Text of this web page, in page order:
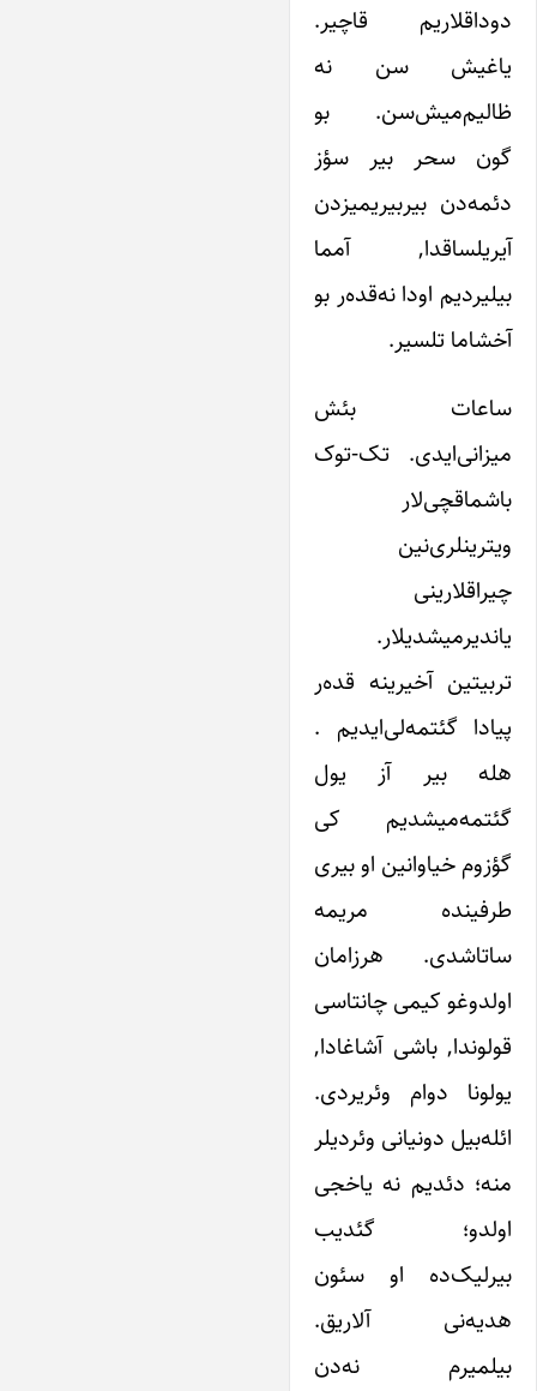
دوداقلاریم قاچیر.
یاغیش سن نه
ظالیم‌میش‌سن. بو
گون سحر بیر سؤز
دئمه‌دن بیربیریمیزدن
آیریلساقدا, آمما
بیلیردیم اودا نه‌قده‌ر بو
آخشاما تلسیر.
ساعات بئش
میزانی‌‌ایدی. تک-‌توک
باشماقچی‌لار
ویترینلری‌نین
چیراقلارینی
یاندیرمیشدیلار.
تربیتین آخیرینه قده‌ر
پیادا گئتمه‌لی‌ایدیم .
هله بیر آز یول
گئتمه‌میشدیم کی
گؤزوم خیاوانین او بیری
طرفینده مریمه
ساتاشدی. هرزامان
اولدوغو کیمی چانتاسی
قولوندا, باشی آشاغادا,
یولونا دوام وئریردی.
ائله‌بیل دونیانی وئردیلر
منه؛ دئدیم نه یاخجی
اولدو؛ گئدیب
بیرلیک‌ده او سئو‌ن
هدیه‌نی آلاریق.
بیلمیرم نه‌دن